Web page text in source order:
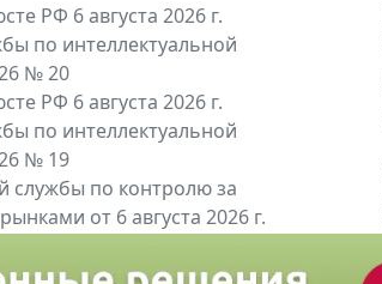
РФ 6 августа 2026 г.
по интеллектуальной
№ 20
РФ 6 августа 2026 г.
по интеллектуальной
№ 19
по контролю за
от 6 августа 2026 г.
и импортёров алкогольной...